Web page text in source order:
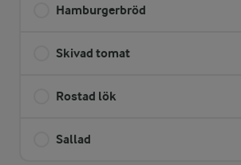
Hamburgerbröd
Skivad tomat
Rostad lök
Sallad